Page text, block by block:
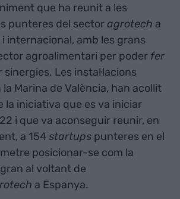
que ha reunit a les
punteres del sectoragrotech a
internacional, amb les grans
agroalimentari per poder fer
sinergies. Les instal·lacions
Marina de València, han acollit
la iniciativa que es va iniciar
i que va aconseguir reunir, en
a 154startups punteres en el
posicionar-se com la
al voltant de
a Espanya.